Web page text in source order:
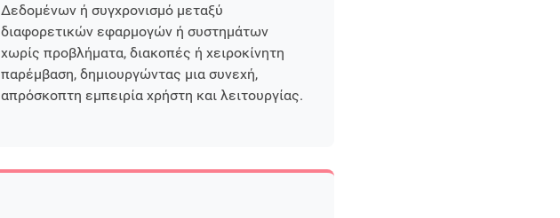
Δεδομένων ή συγχρονισμό μεταξύ
διαφορετικών εφαρμογών ή συστημάτων
χωρίς προβλήματα, διακοπές ή χειροκίνητη
παρέμβαση, δημιουργώντας μια συνεχή,
απρόσκοπτη εμπειρία χρήστη και λειτουργίας.